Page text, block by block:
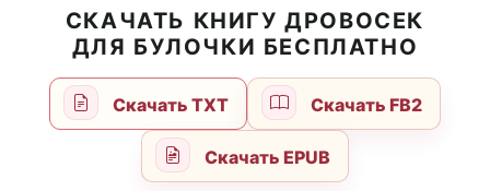
СКАЧАТЬ КНИГУ ДРОВОСЕК
ДЛЯ БУЛОЧКИ БЕСПЛАТНО
Скачать TXT Скачать FB2
Скачать EPUB